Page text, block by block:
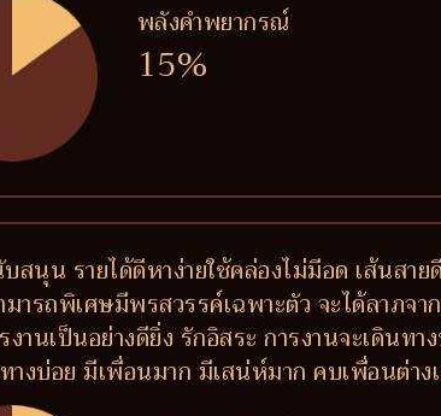
พลังคำพยากรณ์
15%
สนุน รายได้ดีหาง่ายใช้คล่องไม่มีอด เส้นสา
มารถพิเศษมีพรสวรรค์เฉพาะตัว จะได้ลาภจ
งานเป็นอย่างดียิ่ง รักอิสระ การงานจะเดิน
างบ่อย มีเพื่อนมาก มีเสน่ห์มาก คบเพื่อนต่า